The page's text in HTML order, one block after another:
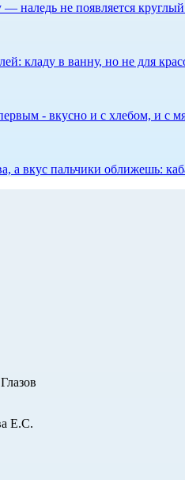
наледь не появляется
кладу в ванну, но не для
- вкусно и с хлебом, и с
а вкус пальчики оближешь:
Е.С.